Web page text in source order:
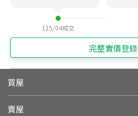
115/04成交
完整實價登錄
買屋
賣屋